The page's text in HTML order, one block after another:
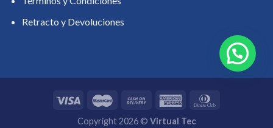
Retracto y Devoluciones
Copyright 2026 © Virtual Tec